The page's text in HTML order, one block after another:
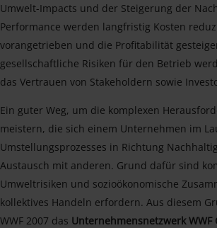
Umwelt-Impacts und der Steigerung der
Performance werden langfristig Kosten
vorangetrieben und die Profitabilität
gesellschaftliche Risiken für den Betrieb
das Vertrauen von Stakeholdern sowie
Ein guter Weg, um die komplexen
meistern, die sich einem Unternehmen im
Umstellungsprozesses in Richtung
Austausch mit anderen. Grund dafür sind
Umweltrisiken und sozioökonomische
kollektives Handeln erfordern. Aus diesem
WWF 2007 das Unternehmensnetzwerk WWF